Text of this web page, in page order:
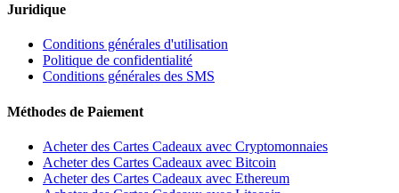
Juridique
Conditions générales d'utilisation
Politique de confidentialité
Conditions générales des SMS
Méthodes de Paiement
Acheter des Cartes Cadeaux avec Cryptomonnaies
Acheter des Cartes Cadeaux avec Bitcoin
Acheter des Cartes Cadeaux avec Ethereum